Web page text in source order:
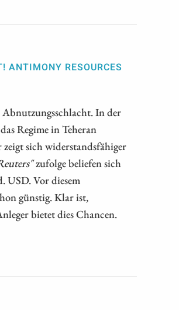
ANTIMONY RESOURCES
In der
Regime in Teheran
sich widerstandsfähiger
zufolge beliefen sich
USD. Vor diesem
günstig. Klar ist,
bietet dies Chancen.